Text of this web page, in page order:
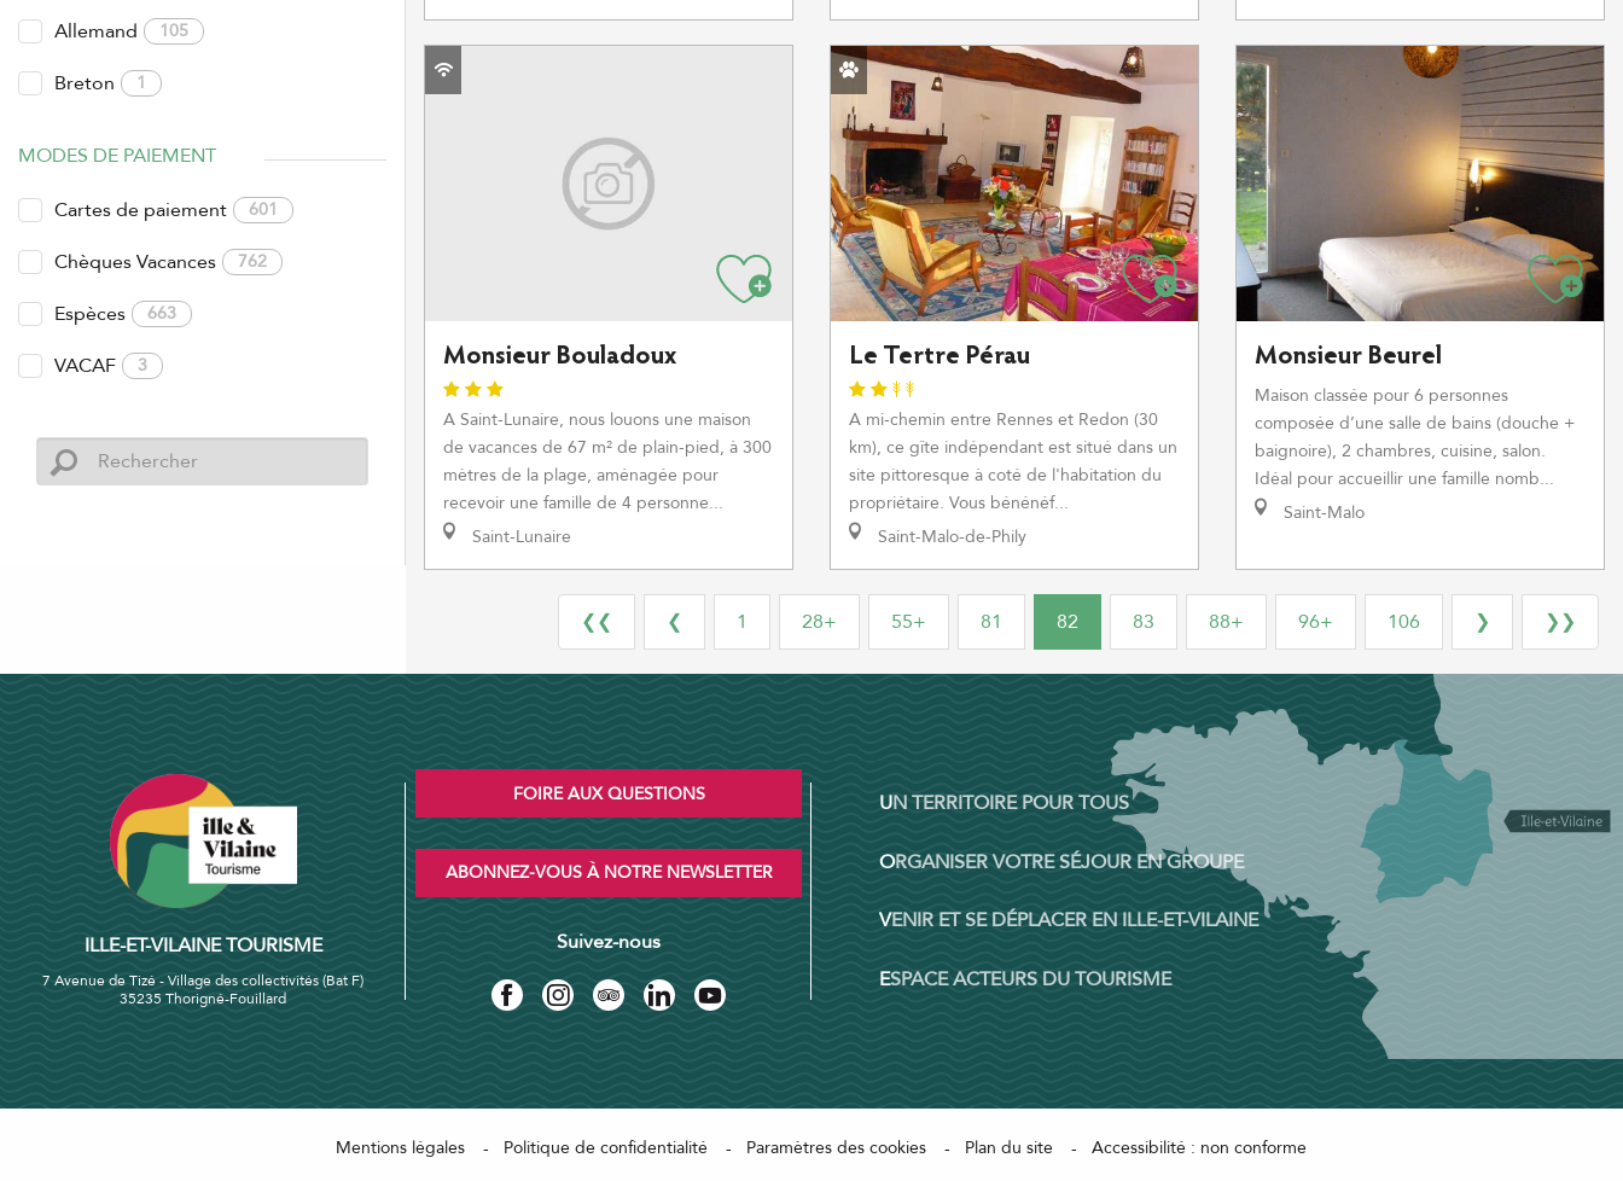
Allemand 105
Breton 1
MODES DE PAIEMENT
Cartes de paiement 601
Chèques Vacances 762
Espèces 663
VACAF 3 Monsieur Bouladoux
A Saint-Lunaire, nous louons une maison
de vacances de 67 m² de plain-pied, à 300
mètres de la plage, aménagée pour
recevoir une famille de 4 personne...
Saint-Lunaire
Le Tertre Pérau
A mi-chemin entre Rennes et Redon (30
km), ce gîte indépendant est situé dans un
site pittoresque à coté de l'habitation du
propriétaire. Vous bénénéf...
Saint-Malo-de-Phily
Monsieur Beurel
Maison classée pour 6 personnes
composée d’une salle de bains (douche +
baignoire), 2 chambres, cuisine, salon.
Idéal pour accueillir une famille nomb...
Saint-Malo
❮❮ ❮ 1 28+ 55+ 81 82 83 88+ 96+ 106 ❯ ❯❯
ILLE-ET-VILAINE TOURISME
7 Avenue de Tizé - Village des collectivités (Bat F)
35235 Thorigné-Fouillard
FOIRE AUX QUESTIONS
ABONNEZ-VOUS À NOTRE NEWSLETTER
Suivez-nous
UN TERRITOIRE POUR TOUS
ORGANISER VOTRE SÉJOUR EN GROUPE
VENIR ET SE DÉPLACER EN ILLE-ET-VILAINE
ESPACE ACTEURS DU TOURISME
Mentions légales Politique de confidentialité Paramètres des cookies Plan du site Accessibilité : non conforme